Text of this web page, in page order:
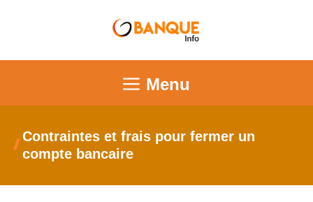
Menu
Contraintes et frais pour fermer un
compte bancaire